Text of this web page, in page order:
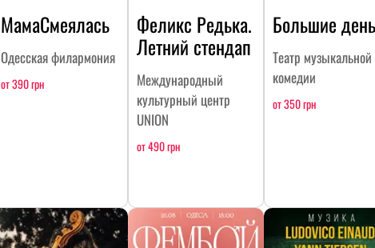
МамаСмеялась
Одесская филармония
от 390 грн
Феликс Редька.
Летний стендап
Международный
культурный центр
UNION
от 490 грн
Большие
Театр музыкальной
комедии
от 350 грн